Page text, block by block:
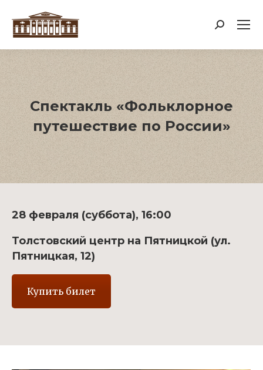
Поиск:
Спектакль «Фольклорное
путешествие по России»
28 февраля (суббота), 16:00
Толстовский центр на Пятницкой (ул.
Пятницкая, 12)
Купить билет